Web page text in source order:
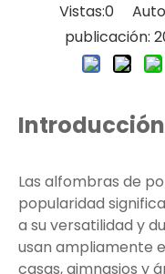
Vistas:0
publicación:
Introducción
Las alfombras de
popularidad
a su versatilidad y
usan ampliamente
casas, gimnasios y